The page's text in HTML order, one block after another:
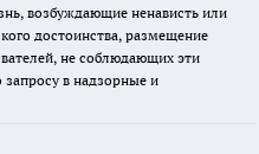
возбуждающие ненависть или
достоинства, размещение
не соблюдающих эти
запросу в надзорные и